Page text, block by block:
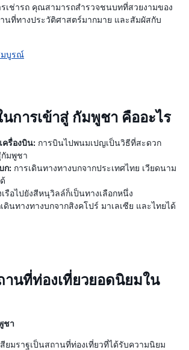
เช่ารถ คุณสามารถสำรวจชนบทที่สวยงามของ
นที่ทางประวัติศาสตร์มากมาย และสัมผัสกับ
มบูรณ์
การเข้าสู่ กัมพูชา คืออะไร
ครื่องบิน: การบินไปพนมเปญเป็นวิธีที่สะดวก
มพูชา
ก: การเดินทางทางบกจากประเทศไทย เวียดนาม
เรือไปยังสีหนุวิลล์ก็เป็นทางเลือกหนึ่ง
ดินทางทางบกจากสิงคโปร์ มาเลเซีย และไทยได้
านที่ท่องเที่ยวยอดนิยมใน
ชา
สียมราฐเป็นสถานที่ท่องเที่ยวที่ได้รับความนิยม